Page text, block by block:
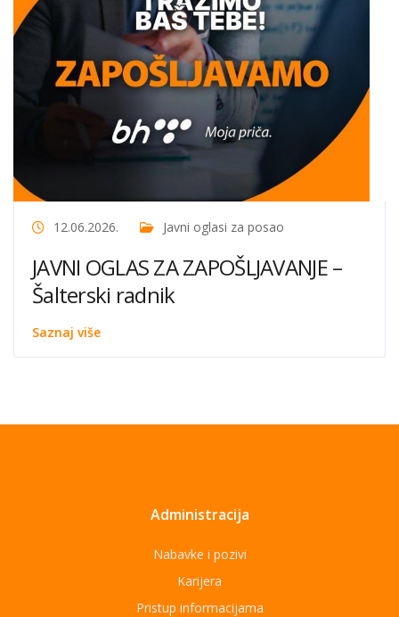
12.06.2026. Javni oglasi za posao
JAVNI OGLAS ZA ZAPOŠLJAVANJE –
Šalterski radnik
Saznaj više
Administracija
Nabavke i pozivi
Karijera
Pristup informacijama